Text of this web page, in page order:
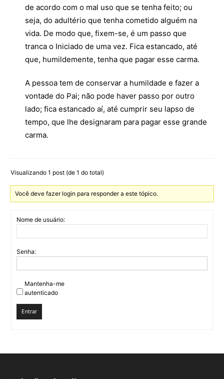
de acordo com o mal uso que se tenha feito; ou
seja, do adultério que tenha cometido alguém na
vida. De modo que, fixem-se, é um passo que
tranca o Iniciado de uma vez. Fica estancado, até
que, humildemente, tenha que pagar esse carma.
A pessoa tem de conservar a humildade e fazer a
vontade do Pai; não pode haver passo por outro
lado; fica estancado aí, até cumprir seu lapso de
tempo, que lhe designaram para pagar esse grande
carma.
Visualizando 1 post (de 1 do total)
Você deve fazer login para responder a este tópico.
Nome de usuário:
Senha:
Mantenha-me
autenticado
Entrar